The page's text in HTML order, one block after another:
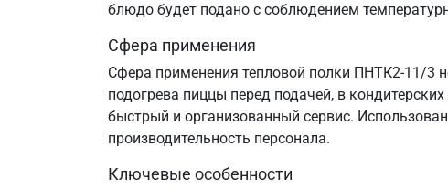
блюдо будет подано с соблюдением
Сфера применения
Сфера применения тепловой полки ПНТК2-11/3
подогрева пиццы перед подачей, в
быстрый и организованный сервис.
производительность персонала.
Ключевые особенности